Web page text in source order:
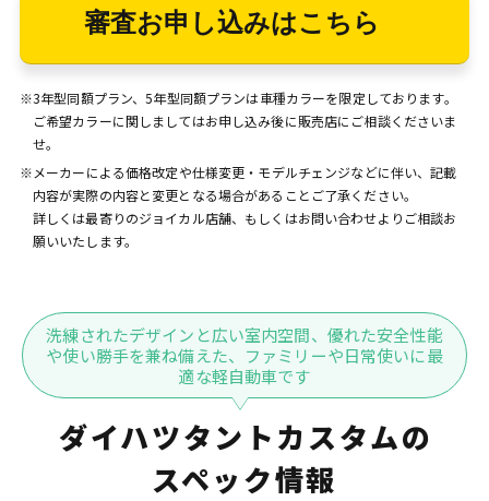
審査お申し込みはこちら
※3年型同額プラン、5年型同額プランは車種カラーを限定しております。
ご希望カラーに関しましてはお申し込み後に販売店にご相談くださいま
せ。
※メーカーによる価格改定や仕様変更・モデルチェンジなどに伴い、記載
内容が実際の内容と変更となる場合があることご了承ください。
詳しくは最寄りのジョイカル店舗、もしくはお問い合わせよりご相談お
願いいたします。
洗練されたデザインと広い室内空間、優れた安全性能
や使い勝手を兼ね備えた、ファミリーや日常使いに最
適な軽自動車です
ダイハツタントカスタムの
スペック情報